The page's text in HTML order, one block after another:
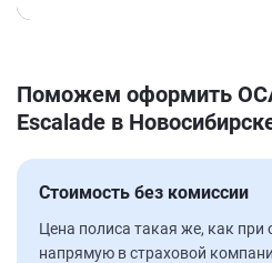
Поможем оформить
Escalade в
Стоимость без комиссии
Цена полиса такая же, как при
напрямую в страховой